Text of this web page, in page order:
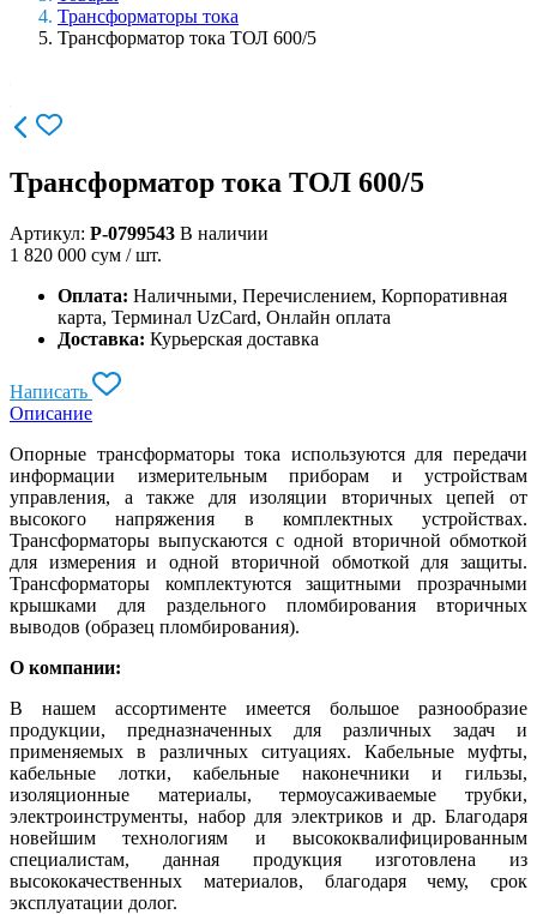
Трансформаторы тока
Трансформатор тока ТОЛ 600/5
Трансформатор тока ТОЛ 600/5
Артикул: P-0799543 В наличии
1 820 000 сум / шт.
Оплата: Наличными, Перечислением, Корпоративная
карта, Терминал UzCard, Онлайн оплата
Доставка: Курьерская доставка
Написать
Описание
Опорные трансформаторы тока используются для передачи
информации измерительным приборам и устройствам
управления, а также для изоляции вторичных цепей от
высокого напряжения в комплектных устройствах.
Трансформаторы выпускаются с одной вторичной обмоткой
для измерения и одной вторичной обмоткой для защиты.
Трансформаторы комплектуются защитными прозрачными
крышками для раздельного пломбирования вторичных
выводов (образец пломбирования).
О компании:
В нашем ассортименте имеется большое разнообразие
продукции, предназначенных для различных задач и
применяемых в различных ситуациях. Кабельные муфты,
кабельные лотки, кабельные наконечники и гильзы,
изоляционные материалы, термоусаживаемые трубки,
электроинструменты, набор для электриков и др. Благодаря
новейшим технологиям и высококвалифицированным
специалистам, данная продукция изготовлена из
высококачественных материалов, благодаря чему, срок
эксплуатации долог.